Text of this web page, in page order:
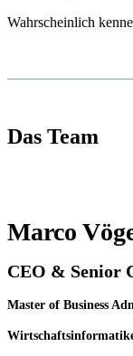
Wahrscheinlich
Das Team
Marco
CEO & Senior
Master of Business